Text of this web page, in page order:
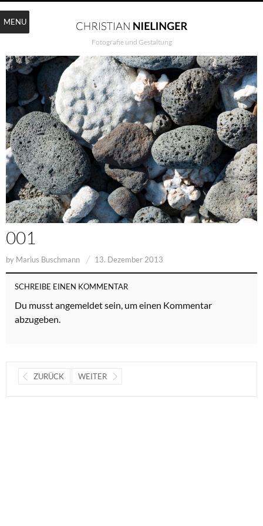
Fotografie und Gestaltung
001
by Marius Buschmann 13. Dezember 2013
SCHREIBE EINEN KOMMENTAR
Du musstangemeldetsein, um einen Kommentar
abzugeben.
ZURÜCK WEITER
MENU